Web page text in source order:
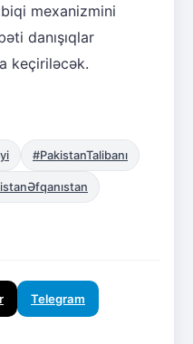
mexanizmini
danışıqlar
keçiriləcək.
#PakistanTalibanı
Telegram